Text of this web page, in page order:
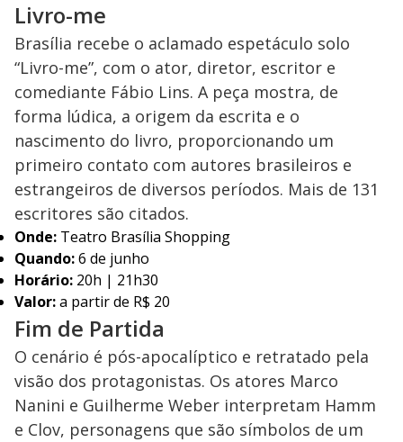
Livro-me
Brasília recebe o aclamado espetáculo solo
“Livro-me”, com o ator, diretor, escritor e
comediante Fábio Lins. A peça mostra, de
forma lúdica, a origem da escrita e o
nascimento do livro, proporcionando um
primeiro contato com autores brasileiros e
estrangeiros de diversos períodos. Mais de 131
escritores são citados.
Onde: Teatro Brasília Shopping
Quando:6 de junho
Horário: 20h | 21h30
Valor:a partir de R$ 20
Fim de Partida
O cenário é pós-apocalíptico e retratado pela
visão dos protagonistas. Os atores Marco
Nanini e Guilherme Weber interpretam Hamm
e Clov, personagens que são símbolos de um